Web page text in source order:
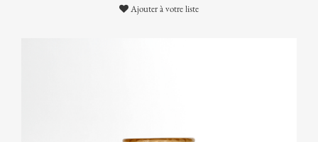
Ajouter à votre liste